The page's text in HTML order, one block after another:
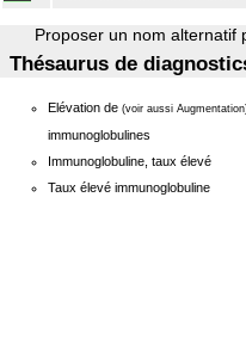
Proposer un nom alternatif
Thésaurus de
Elévation de (voir aussi
immunoglobulines
Immunoglobuline, taux élevé
Taux élevé immunoglobuline